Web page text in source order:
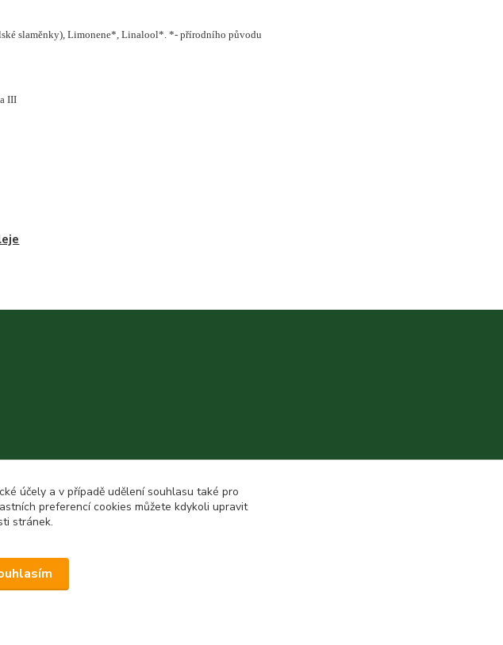
slaměnky), Limonene*, Linalool*. *- přírodního původu
III
účely a v případě udělení souhlasu také pro
preferencí cookies můžete kdykoli upravit
stránek.